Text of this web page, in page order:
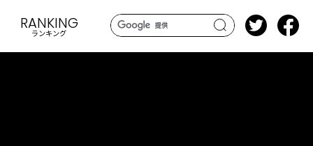
search
RANKING
ランキング